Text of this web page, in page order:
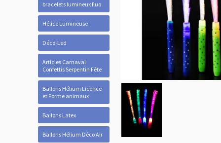
bracelets lumineux fluo
Hélice Lumineuse
Déco-Led
Articles Carnaval
Confettis Serpentin Fête
Ballons Hélium Licence
et Forme animaux
Ballons Latex
Ballons Hélium Déco Air